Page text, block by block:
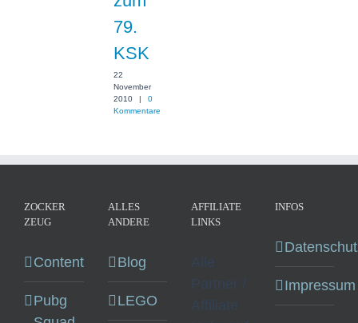
79.
KSK
22
November
2010
|
0
Kommentare
ZOCKER
ZEUG
Content
Pubg
ALLES
ANDERE
Blog
LEGO
AFFILIATE
LINKS
Alle
Partner /
Affiliate
INFOS
Impressum